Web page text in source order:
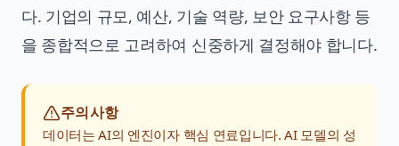
다. 기업의 규모, 예산, 기술 역량, 보안 요구사항 등
을 종합적으로 고려하여 신중하게 결정해야 합니다.
주의사항
데이터는 AI의 엔진이자 핵심 연료입니다. AI 모델의 성